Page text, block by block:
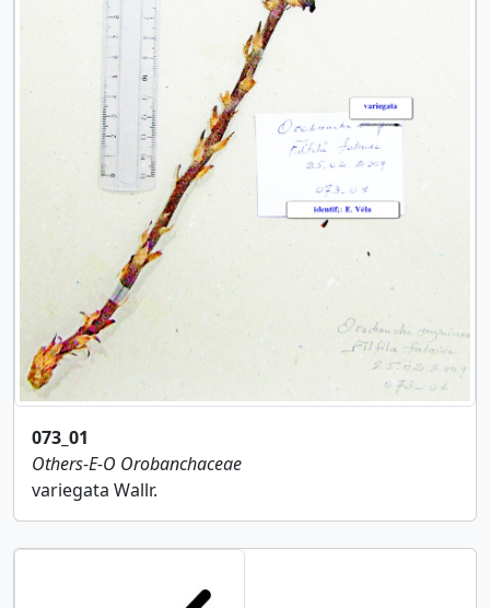
073_01
Others-E-O Orobanchaceae
variegata Wallr.